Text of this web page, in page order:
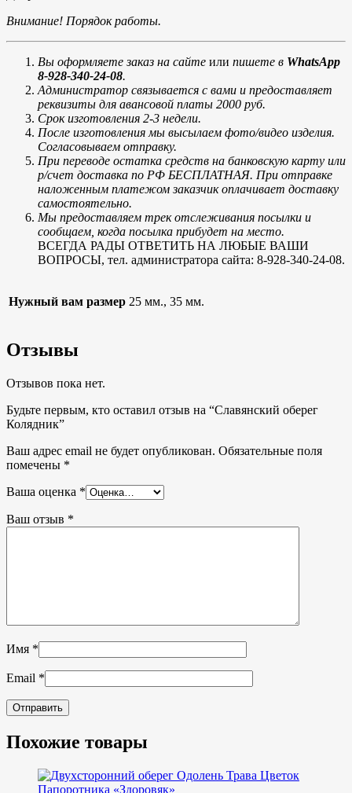
Внимание! Порядок работы.
Вы оформляете заказ на сайте или пишете в WhatsApp
8-928-340-24-08.
Администратор связывается с вами и предоставляет
реквизиты для авансовой платы 2000 руб.
Срок изготовления 2-3 недели.
После изготовления мы высылаем фото/видео изделия.
Согласовываем отправку.
При переводе остатка средств на банковскую карту или
р/счет доставка по РФ БЕСПЛАТНАЯ. При отправке
наложенным платежом заказчик оплачивает доставку
самостоятельно.
Мы предоставляем трек отслеживания посылки и
сообщаем, когда посылка прибудет на место.
ВСЕГДА РАДЫ ОТВЕТИТЬ НА ЛЮБЫЕ ВАШИ
ВОПРОСЫ, тел. администратора сайта: 8-928-340-24-08.
Нужный вам размер 25 мм., 35 мм.
Отзывы
Отзывов пока нет.
Будьте первым, кто оставил отзыв на “Славянский оберег
Колядник”
Ваш адрес email не будет опубликован. Обязательные поля
помечены *
Ваша оценка *
Ваш отзыв *
Имя *
Email *
Похожие товары